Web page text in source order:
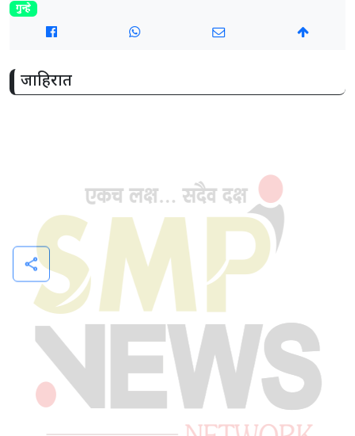
गुन्हे
जाहिरात
share